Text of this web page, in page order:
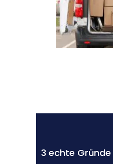
3 echte